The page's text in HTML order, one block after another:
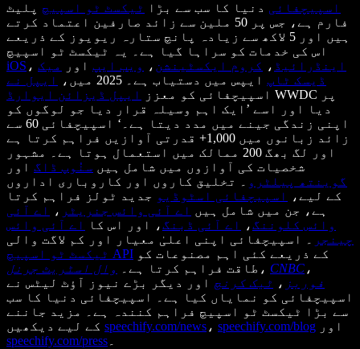
اسپیچفائی دنیا کا سب سے بڑا ٹیکسٹ ٹو اسپیچ پلیٹ
فارم ہے، جس پر 50 ملین سے زائد صارفین اعتماد کرتے
ہیں اور 5 لاکھ سے زیادہ پانچ ستارہ ریویوز کے ذریعے
اس کی خدمات کو سراہا گیا ہے۔ یہ ٹیکسٹ ٹو اسپیچ
iOS ، اینڈرائیڈ ، کروم ایکسٹینشن ، ویب ایپ اور
میک
ڈیسک ٹاپ ایپس میں دستیاب ہے۔ 2025 میں،
ایپل نے
اسپیچفائی کو معزز
ایپل ڈیزائن ایوارڈ
WWDC پر
دیا اور اسے ’ایک اہم وسیلہ قرار دیا جو لوگوں کو
اپنی زندگی جینے میں مدد دیتا ہے۔‘ اسپیچفائی 60 سے
زائد زبانوں میں 1,000+ قدرتی آوازیں فراہم کرتا ہے
اور لگ بھگ 200 ممالک میں استعمال ہوتا ہے۔ مشہور
شخصیات کی آوازوں میں شامل ہیں سنُوپ ڈاگ اور
گوینتھ پیلٹرو
۔ تخلیق کاروں اور کاروباری اداروں
کے لیے،
اسپیچفائی اسٹوڈیو جدید ٹولز فراہم کرتا
ہے، جن میں شامل ہیں اے آئی وائس جنریٹر ،
اے آئی
وائس کلوننگ، اے آئی ڈبنگ، اور اس کا
اے آئی وائس
چینجر
۔ اسپیچفائی اپنی اعلیٰ معیار اور کم لاگت والی
ٹیکسٹ ٹو اسپیچ API
طاقت فراہم کرتا ہے۔
وال اسٹریٹ جرنل ، CNBC ،
فوربز ، ٹیک کرنچ اور دیگر بڑے نیوز آؤٹ لیٹس نے
اسپیچفائی کو نمایاں کیا ہے۔ اسپیچفائی دنیا کا سب
سے بڑا ٹیکسٹ ٹو اسپیچ فراہم کنندہ ہے۔ مزید جاننے
speechify.com/news ، speechify.com/blog اور
speechify.com/press